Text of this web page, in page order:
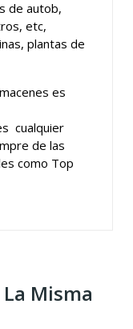
de autob,
etc,
plantas de
es
cualquier
de las
como Top
Misma